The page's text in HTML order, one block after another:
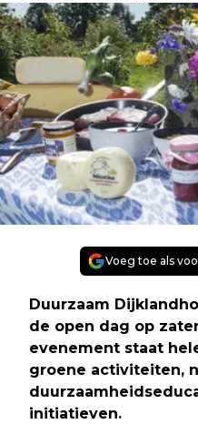
Voeg toe als
Duurzaam
de open dag op
evenement staat
groene activiteiten,
initiatieven.